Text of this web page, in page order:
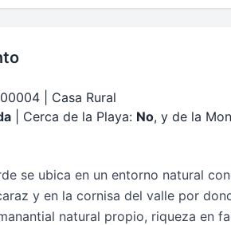
| Casa Rural
| Cerca de la Playa: No, y de la
se ubica en un entorno natural
y en la cornisa del valle por
natural propio, riqueza en